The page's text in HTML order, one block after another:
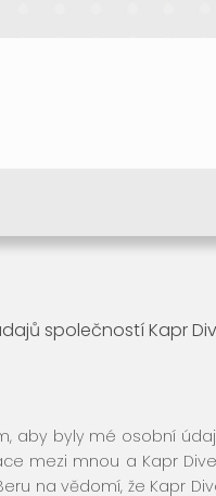
společností Kapr
aby byly mé osobní
mezi mnou a Kapr
na vědomí, že Kapr